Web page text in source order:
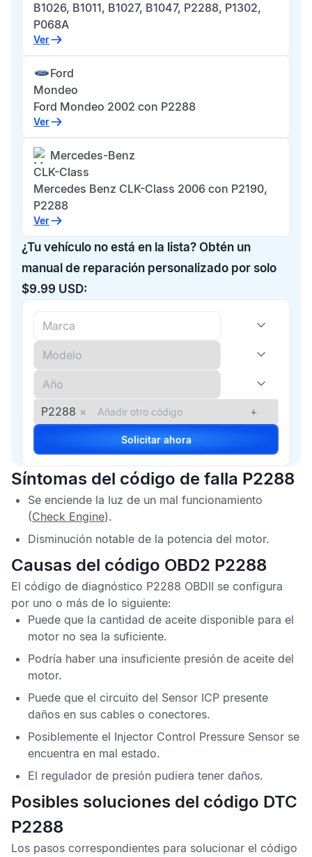
B1026, B1011, B1027, B1047, P2288, P1302,
P068A
Ver
Ford
Mondeo
Ford Mondeo 2002 con P2288
Ver
Mercedes-Benz
CLK-Class
Mercedes Benz CLK-Class 2006 con P2190,
P2288
Ver
¿Tu vehículo no está en la lista? Obtén un
manual de reparación personalizado por solo
$9.99 USD:
P2288 × +
Solicitar ahora
Síntomas del código de falla P2288
Se enciende la luz de un mal funcionamiento
(Check Engine).
Disminución notable de la potencia del motor.
Causas del código OBD2 P2288
El código de diagnóstico P2288 OBDII se configura
por uno o más de lo siguiente:
Puede que la cantidad de aceite disponible para el
motor no sea la suficiente.
Podría haber una insuficiente presión de aceite del
motor.
Puede que el circuito del Sensor ICP presente
daños en sus cables o conectores.
Posiblemente el Injector Control Pressure Sensor se
encuentra en mal estado.
El regulador de presión pudiera tener daños.
Posibles soluciones del código DTC
P2288
Los pasos correspondientes para solucionar el código